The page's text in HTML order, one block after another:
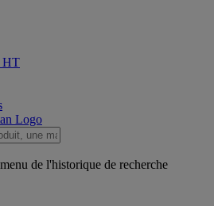
HT
de l'historique de recherche